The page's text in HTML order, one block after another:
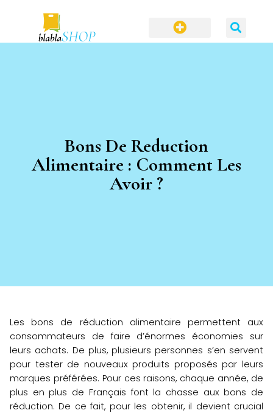
Bons De Reduction
Alimentaire : Comment Les
Avoir ?
Les bons de réduction alimentaire permettent aux
consommateurs de faire d’énormes économies sur
leurs achats. De plus, plusieurs personnes s’en servent
pour tester de nouveaux produits proposés par leurs
marques préférées. Pour ces raisons, chaque année, de
plus en plus de Français font la chasse aux bons de
réduction. De ce fait, pour les obtenir, il devient crucial